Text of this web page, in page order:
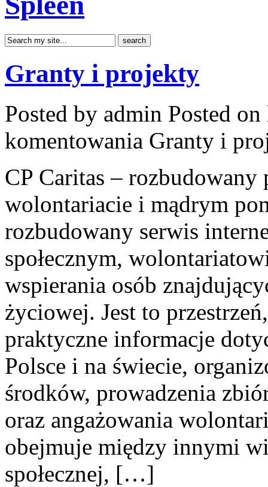
Granty i projekty
Posted by admin Posted
komentowania Granty i
CP Caritas –
wolontariacie i mądrym
rozbudowany serwis
społecznym,
wspierania osób
życiowej. Jest to
praktyczne informacje
Polsce i na świecie,
środków, prowadzenia
oraz angażowania
obejmuje między innymi
społecznej, […]